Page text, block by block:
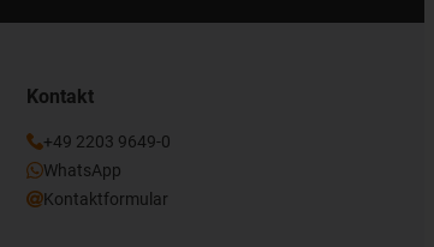
Kontakt
+49 2203 9649-0
WhatsApp
Kontaktformular